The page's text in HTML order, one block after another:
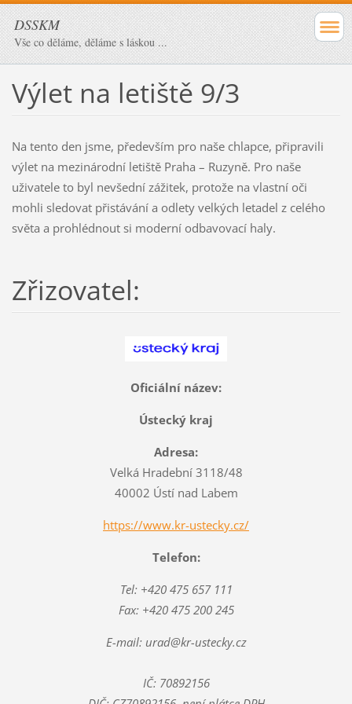
DSSKM
Vše co děláme, děláme s láskou ...
Výlet na letiště 9/3
Na tento den jsme, především pro naše chlapce, připravili
výlet na mezinárodní letiště Praha – Ruzyně. Pro naše
uživatele to byl nevšední zážitek, protože na vlastní oči
mohli sledovat přistávání a odlety velkých letadel z celého
světa a prohlédnout si moderní odbavovací haly.
Zřizovatel:
Oficiální název:
Ústecký kraj
Adresa:
Velká Hradební 3118/48
40002 Ústí nad Labem
https://www.kr-ustecky.cz/
Telefon:
Tel: +420 475 657 111
Fax: +420 475 200 245
E-mail: urad@kr-ustecky.cz
IČ: 70892156